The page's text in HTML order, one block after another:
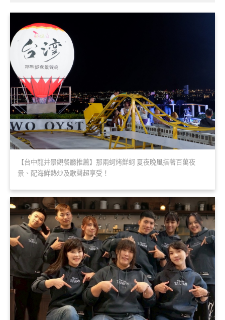
【台中龍井景觀餐廳推薦】那兩蚵烤鮮蚵 夏夜晚風搭著百萬夜
景、配海鮮熱炒及歌聲超享受！